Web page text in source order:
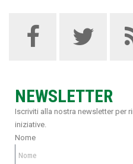
NEWSLETTER
Iscriviti alla nostra newsletter per
iniziative.
Nome